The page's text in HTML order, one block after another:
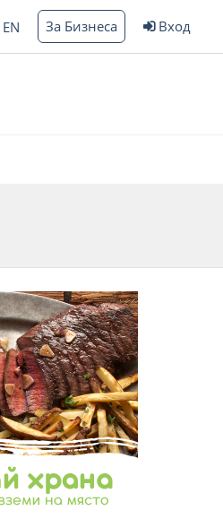
EN За Бизнеса Вход